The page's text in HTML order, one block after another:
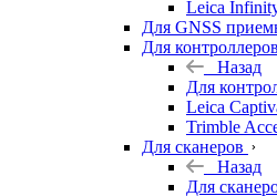
Leica
Для GNSS
Для контроллеров
Назад
Для
Leica
Trimble
Для сканеров
Назад
Для